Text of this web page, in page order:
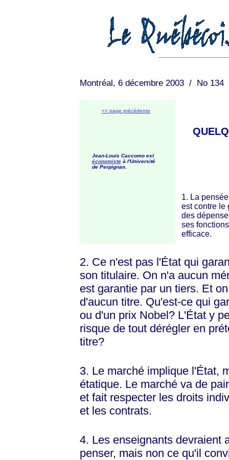
Montréal, 6 décembre 2003 / No 134
<< page précédente
Jean-Louis Caccomo est
économisteà l'Université
de Perpignan.
1. La
est contre le
des
ses
efficace.
2. Ce n'est pas l'État qui
son titulaire. On n'a aucun
est garantie par un tiers. Et
d'aucun titre. Qu'est-ce qui
ou d'un prix Nobel? L'État y
risque de tout dérégler en
titre?
3. Le marché implique l'État,
étatique. Le marché va de
et fait respecter les droits
et les contrats.
4. Les enseignants devraient
penser, mais non ce qu'il